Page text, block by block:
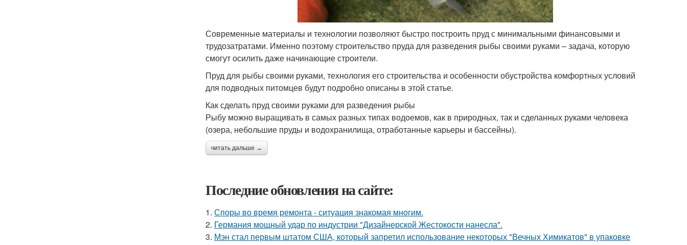
Современные материалы и технологии позволяют быстро построить пруд с минимальными финансовыми и
трудозатратами. Именно поэтому строительство пруда для разведения рыбы своими руками – задача, которую
смогут осилить даже начинающие строители.
Пруд для рыбы своими руками, технология его строительства и особенности обустройства комфортных условий
для подводных питомцев будут подробно описаны в этой статье.
Как сделать пруд своими руками для разведения рыбы
Рыбу можно выращивать в самых разных типах водоемов, как в природных, так и сделанных руками человека
(озера, небольшие пруды и водохранилища, отработанные карьеры и бассейны).
читать дальше →
Последние обновления на сайте:
1. Споры во время ремонта - ситуация знакомая многим.
2. Германия мощный удар по индустрии "Дизайнерской Жестокости нанесла".
3. Мэн стал первым штатом США, который запретил использование некоторых "Вечных Химикатов" в упаковке